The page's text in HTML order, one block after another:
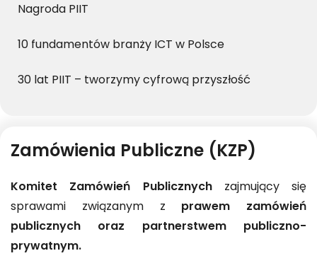
Nagroda PIIT
10 fundamentów branży ICT w Polsce
30 lat PIIT – tworzymy cyfrową przyszłość
Zamówienia Publiczne (KZP)
Komitet Zamówień Publicznych zajmujący się
sprawami związanym z prawem zamówień
publicznych oraz partnerstwem publiczno-
prywatnym.